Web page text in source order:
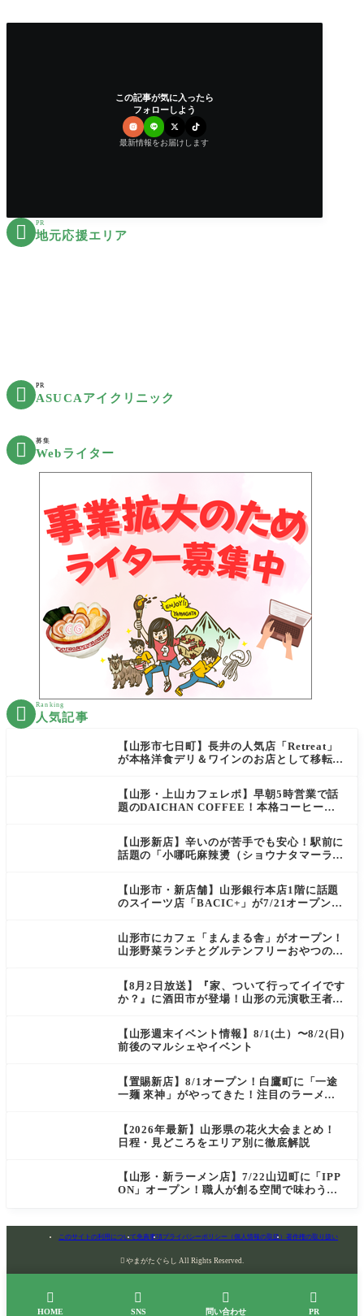
この記事が気に入ったら
フォローしよう
最新情報をお届けします
 PR
地元応援エリア
 PR
ASUCAアイクリニック
 募集
Webライター
 Ranking
人気記事
【山形市七日町】長井の人気店「Retreat」
が本格洋食デリ＆ワインのお店として移転オ
【山形・上山カフェレポ】早朝5時営業で話
題のDAICHAN COFFEE！本格コーヒーを
【山形新店】辛いのが苦手でも安心！駅前に
話題の「小哪吒麻辣燙（ショウナタマーラー
【山形市・新店舗】山形銀行本店1階に話題
のスイーツ店「BACIC+」が7/21オープン！
山形市にカフェ「まんまる舎」がオープン！
山形野菜ランチとグルテンフリーおやつの新
【8月2日放送】『家、ついて行ってイイです
か？』に酒田市が登場！山形の元演歌王者
【山形週末イベント情報】8/1(土）〜8/2(日)
前後のマルシェやイベント
【置賜新店】8/1オープン！白鷹町に「一途
一麺 來神」がやってきた！注目のラーメン
【2026年最新】山形県の花火大会まとめ！
日程・見どころをエリア別に徹底解説
【山形・新ラーメン店】7/22山辺町に「IPP
ON」オープン！職人が創る空間で味わう
このサイトの利用について免責事項プライバシーポリシー（個人情報の取扱） 著作権の取り扱い
 やまがたぐらし All Rights Reserved.

HOME

SNS

問い合わせ

PR